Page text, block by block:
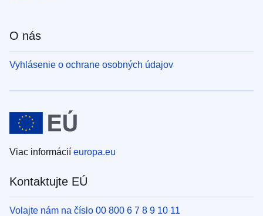
O nás
Vyhlásenie o ochrane osobných údajov
Viac informácií europa.eu
Kontaktujte EÚ
Volajte nám na číslo 00 800 6 7 8 9 10 11